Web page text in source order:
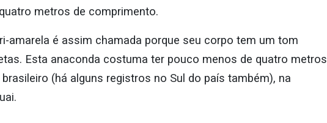
metros de comprimento.
amarela é assim chamada porque seu corpo tem um tom
Esta anaconda costuma ter pouco menos de quatro metros
(há alguns registros no Sul do país também), na